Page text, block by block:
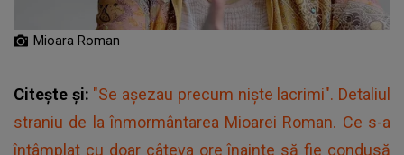
Mioara Roman
Citește și: "Se așezau precum niște lacrimi". Detaliul
straniu de la înmormântarea Mioarei Roman. Ce s-a
întâmplat cu doar câteva ore înainte să fie condusă